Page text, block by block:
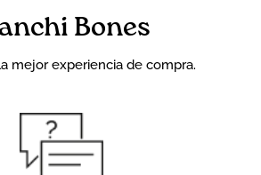
Bones
mejor experiencia de compra.